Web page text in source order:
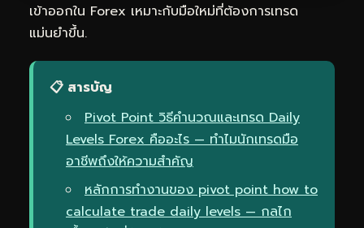
เข้าออกใน Forex เหมาะกับมือใหม่ที่ต้องการเทรด
แม่นยำขึ้น.
📋 สารบัญ
Pivot Point วิธีคำนวณและเทรด Daily
Levels Forex คืออะไร — ทำไมนักเทรดมือ
อาชีพถึงให้ความสำคัญ
หลักการทำงานของ pivot point how to
calculate trade daily levels — กลไก